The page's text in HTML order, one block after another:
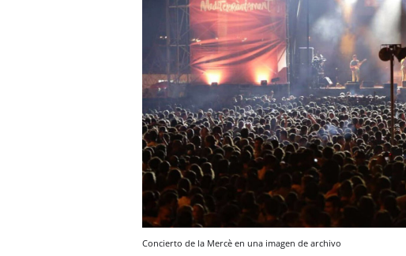
Concierto de la Mercè en una imagen de archivo